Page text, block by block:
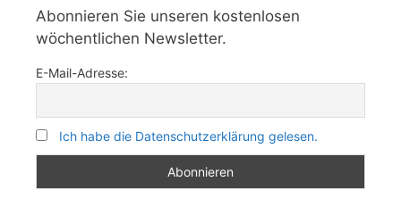
Abonnieren Sie unseren kostenlosen
wöchentlichen Newsletter.
E-Mail-Adresse:
Ich habe die Datenschutzerklärung gelesen.